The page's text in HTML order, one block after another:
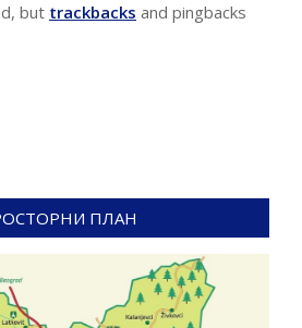
but trackbacks and pingbacks
ПЛАН